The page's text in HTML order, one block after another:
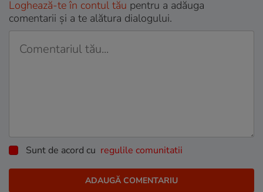
Loghează-te în contul tău pentru a adăuga
comentarii și a te alătura dialogului.
Sunt de acord cu regulile comunitatii